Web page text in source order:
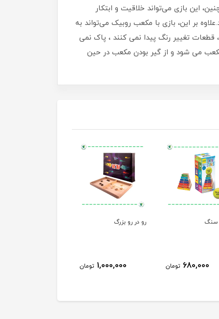
این بازی می‌تواند خلاقیت و ابتکار
بر این، بازی با مکعب روبیک می‌تواند به
خودرنگ وريور به دلیل خودرنگ بودن ، قطعات تغییر رنگ پیدا نمی کنند ، پاک نمی
می شود و از گیر بودن مکعب در حین
680,000 تومان
رو در رو بزرگ
1,000,000 تومان